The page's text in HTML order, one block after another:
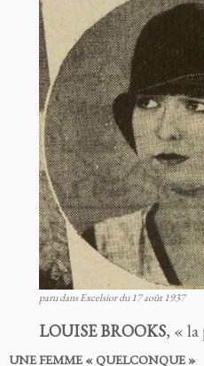
paru dans Excelsior du 17 août 1937
LOUISE BROOKS, « la
UNE FEMME « QUELCONQUE »